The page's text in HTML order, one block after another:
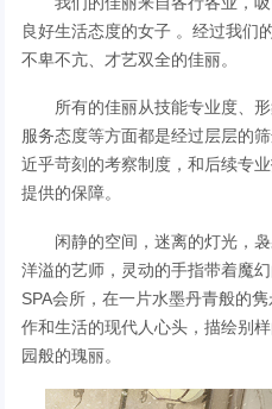
良好生活态度的女子 。经过我们
不卑不亢、才艺双全的佳丽。
所有的佳丽从技能专业度、
服务态度等方面都是经过层层的
近乎苛刻的考察制度，和后续专
提供的保障。
闲静的空间，迷离的灯光，
洋溢的艺师，灵动的手指带着魔
SPA会所，在一片水墨丹青般的
作和生活的现代人心头，描绘别
园般的瑰丽。